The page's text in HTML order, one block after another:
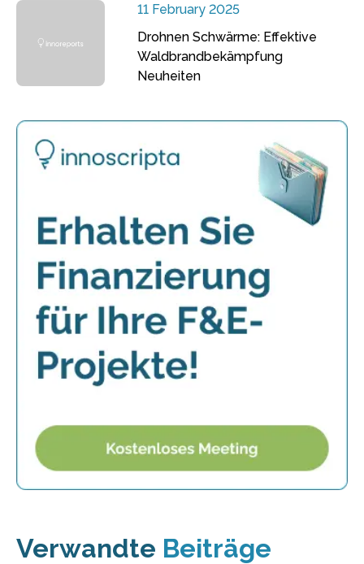
11 February 2025
Drohnen Schwärme: Effektive
Waldbrandbekämpfung
Neuheiten
Verwandte Beiträge